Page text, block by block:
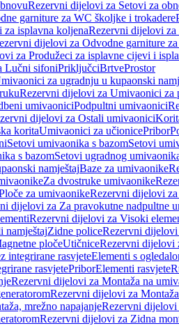
Rezervni dijelovi za Setovi za
garniture za WC školjke i trokadere
za isplavna koljenaRezervni dijelovi za
dijelovi za Odvodne garniture za
za Produžeci za isplavne cijevi i
Lučni sifoniPriključciBrtveProstor
za ugradnju u kupaonski
Rezervni dijelovi za Umivaonici za
umivaoniciPodpultni umivaonici
dijelovi za Ostali umivaonici
koritaUmivaonici za učionicePribor
Setovi umivaonika s bazomSetovi
s bazomSetovi ugradnog
namještajBaze za umivaonike
Za dvostruke umivaonike
za umivaonikeRezervni dijelovi
dijelovi za Za pravokutne nadpultne
Rezervni dijelovi za Visoki
namještajZidne policeRezervni
pločeUtičniceRezervni dijelovi
integrirane rasvjeteElementi s
rasvjetePriborElementi rasvjete
Rezervni dijelovi za Montaža na
Rezervni dijelovi za
mrežno napajanjeRezervni dijelovi
Rezervni dijelovi za Zidna